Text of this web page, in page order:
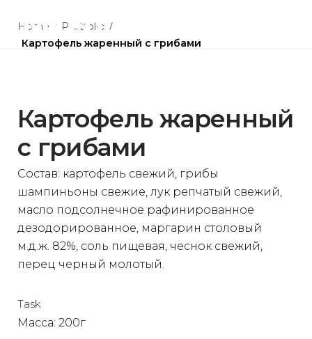
content
Home / Portfolio /
Картофель жаренный с грибами
Картофель жаренный
с грибами
Состав: картофель свежий, грибы
шампиньоны свежие, лук репчатый свежий,
масло подсолнечное рафинированное
дезодорированное, маргарин столовый
м.д.ж. 82%, соль пищевая, чеснок свежий,
перец черный молотый.
Task
Масса: 200г